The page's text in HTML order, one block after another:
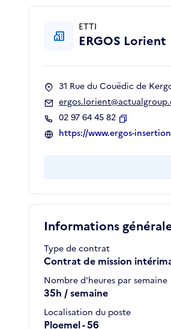
Informations
Type de contrat
Contrat de mission
Nombre d'heures par semaine
35h / semaine
Localisation du poste
Ploemel - 56
ETTI
ERGOS Lorient
31 Rue du Couëdic de
02 97 64 45 82
Copier
https://www.ergos-